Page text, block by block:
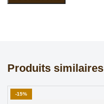
Produits similaires
-15%